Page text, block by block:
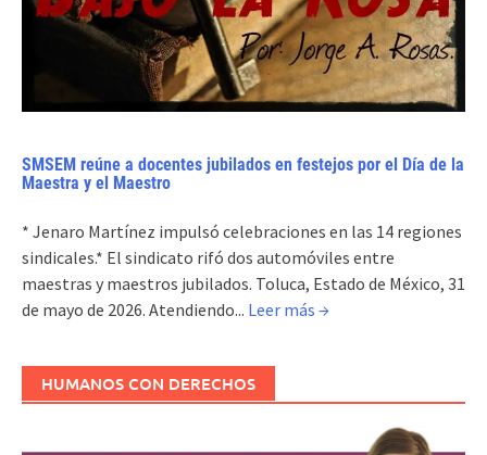
SMSEM reúne a docentes jubilados en festejos por el Día de la
Maestra y el Maestro
* Jenaro Martínez impulsó celebraciones en las 14 regiones
sindicales.* El sindicato rifó dos automóviles entre
maestras y maestros jubilados. Toluca, Estado de México, 31
de mayo de 2026. Atendiendo... Leer más →
HUMANOS CON DERECHOS